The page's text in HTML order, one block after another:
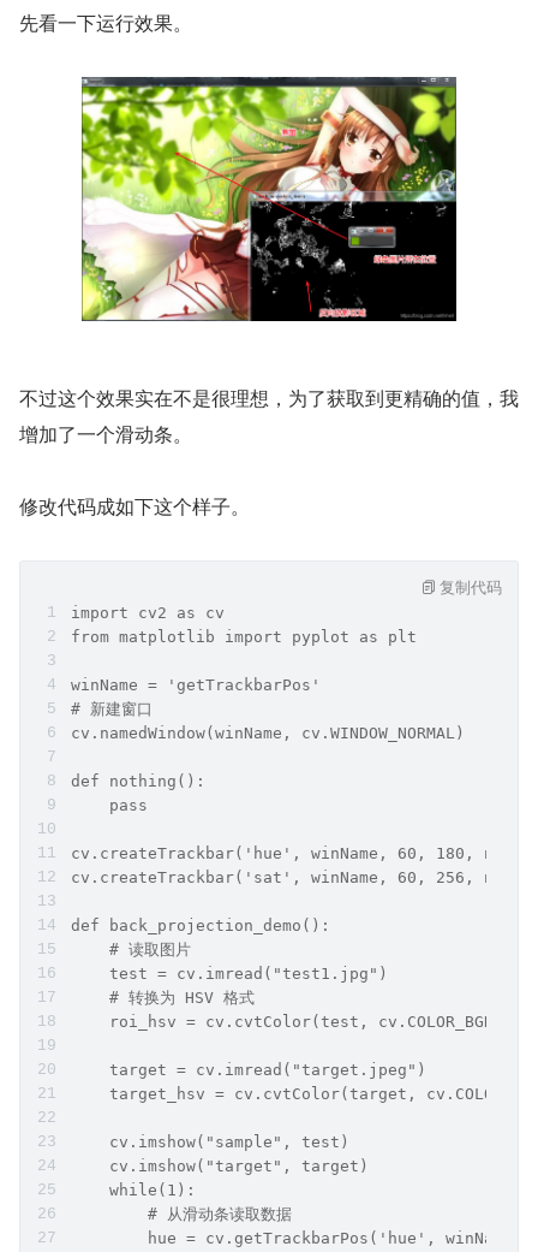
先看一下运行效果。
不过这个效果实在不是很理想，为了获取到更精确的值，我
增加了一个滑动条。
修改代码成如下这个样子。
import cv2 as cv
from matplotlib import pyplot as plt
winName = 'getTrackbarPos'
# 新建窗口
cv.namedWindow(winName, cv.WINDOW_NORMAL)
def nothing():
    pass
cv.createTrackbar('hue', winName, 60, 180,
cv.createTrackbar('sat', winName, 60, 256,
def back_projection_demo():
    # 读取图片
    test = cv.imread("test1.jpg")
    # 转换为 HSV 格式
roi_hsv = cv.cvtColor(test,
    target = cv.imread("target.jpeg")
target_hsv = cv.cvtColor(target,
    cv.imshow("sample", test)
    cv.imshow("target", target)
    while(1):
        # 从滑动条读取数据
        hue = cv.getTrackbarPos('hue', winName)
复制代码